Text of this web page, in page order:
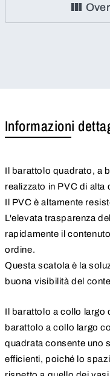
Informazioni
Il barattolo quadrato, a
realizzato in PVC di alta
Il PVC è altamente
L'elevata trasparenza
rapidamente il
ordine.
Questa scatola è la
buona visibilità del
Il barattolo a collo largo
barattolo a collo largo
quadrata consente uno
efficienti, poiché lo